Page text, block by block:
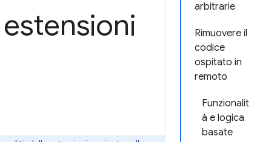
arbitrarie
Rimuovere il
codice
ospitato in
remoto
Funzionalit
à e logica
basate